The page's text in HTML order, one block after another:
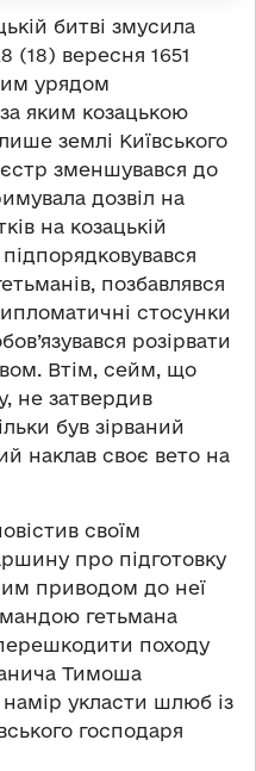
битві змусила
(18) вересня 1651
урядом
яким козацькою
землі Київського
зменшувався до
дозвіл на
на козацькій
позбавлявся
стосунки
розірвати
Втім, сейм, що
не затвердив
був зірваний
наклав своє вето на
своїм
про підготовку
приводом до неї
гетьмана
походу
Тимоша
укласти шлюб із
господаря